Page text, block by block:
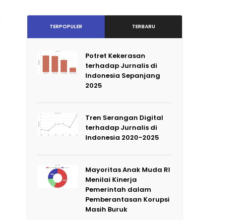
TERPOPULER TERBARU
Potret Kekerasan
terhadap Jurnalis di
Indonesia Sepanjang
2025
Tren Serangan Digital
terhadap Jurnalis di
Indonesia 2020-2025
Mayoritas Anak Muda RI
Menilai Kinerja
Pemerintah dalam
Pemberantasan Korupsi
Masih Buruk